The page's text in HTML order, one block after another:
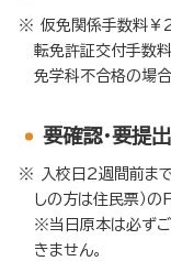
仮免関係手数料￥
転免許証交付手数
免学科不合格の場
要確認・要提
入校日2週間前ま
しの方は住民票）の
※当日原本は必ずご
きません。